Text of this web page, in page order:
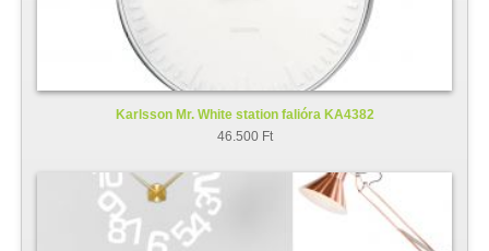
Karlsson Mr. White station falióra KA4382
46.500 Ft